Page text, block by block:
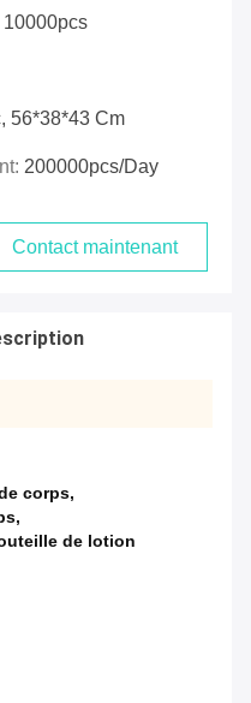
10000pcs
56*38*43 Cm
200000pcs/day
Contact maintenant
corps,
,
de lotion